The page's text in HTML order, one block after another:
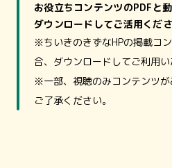
お役立ちコンテンツのPDFと
ダウンロードしてご活用くださ
※ちいきのきずなHPの掲載コ
合、ダウンロードしてご利用い
※一部、視聴のみコンテンツが
ご了承ください。